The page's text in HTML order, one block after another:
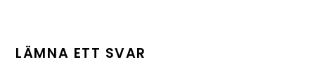
LÄMNA ETT SVAR